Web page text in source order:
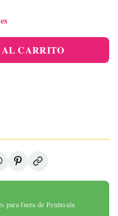
CARRITO
para fuera de Península